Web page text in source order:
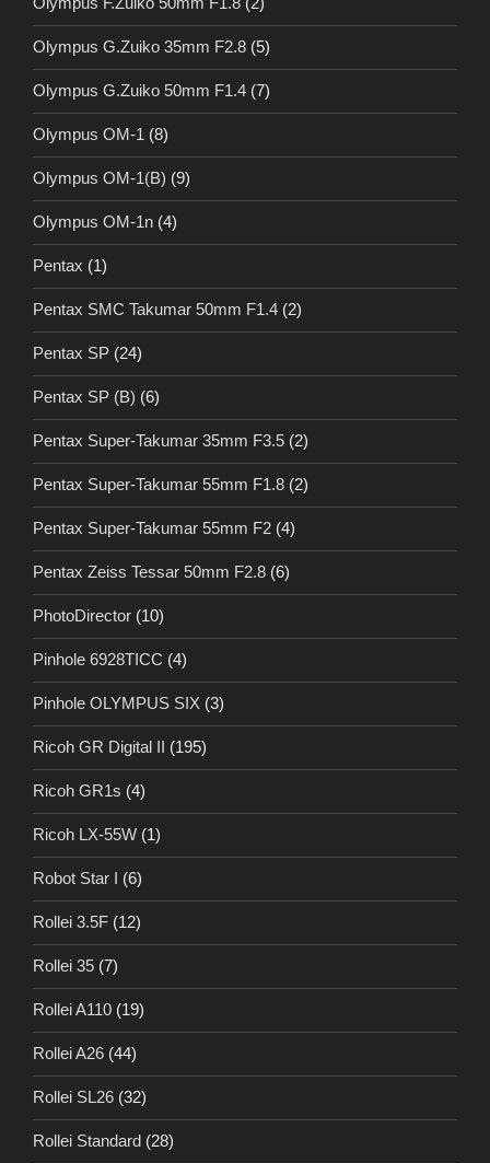
Olympus G.Zuiko 35mm F2.8 (5)
Olympus G.Zuiko 50mm F1.4 (7)
Olympus OM-1 (8)
Olympus OM-1(B) (9)
Olympus OM-1n (4)
Pentax (1)
Pentax SMC Takumar 50mm F1.4 (2)
Pentax SP (24)
Pentax SP (B) (6)
Pentax Super-Takumar 35mm F3.5 (2)
Pentax Super-Takumar 55mm F1.8 (2)
Pentax Super-Takumar 55mm F2 (4)
Pentax Zeiss Tessar 50mm F2.8 (6)
PhotoDirector (10)
Pinhole 6928TICC (4)
Pinhole OLYMPUS SIX (3)
Ricoh GR Digital II (195)
Ricoh GR1s (4)
Ricoh LX-55W (1)
Robot Star I (6)
Rollei 3.5F (12)
Rollei 35 (7)
Rollei A110 (19)
Rollei A26 (44)
Rollei SL26 (32)
Rollei Standard (28)